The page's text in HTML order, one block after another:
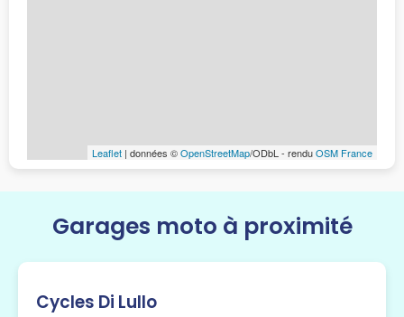
Leaflet | données ©OpenStreetMap/ODbL - renduOSM France
Garages moto à proximité
Cycles Di Lullo